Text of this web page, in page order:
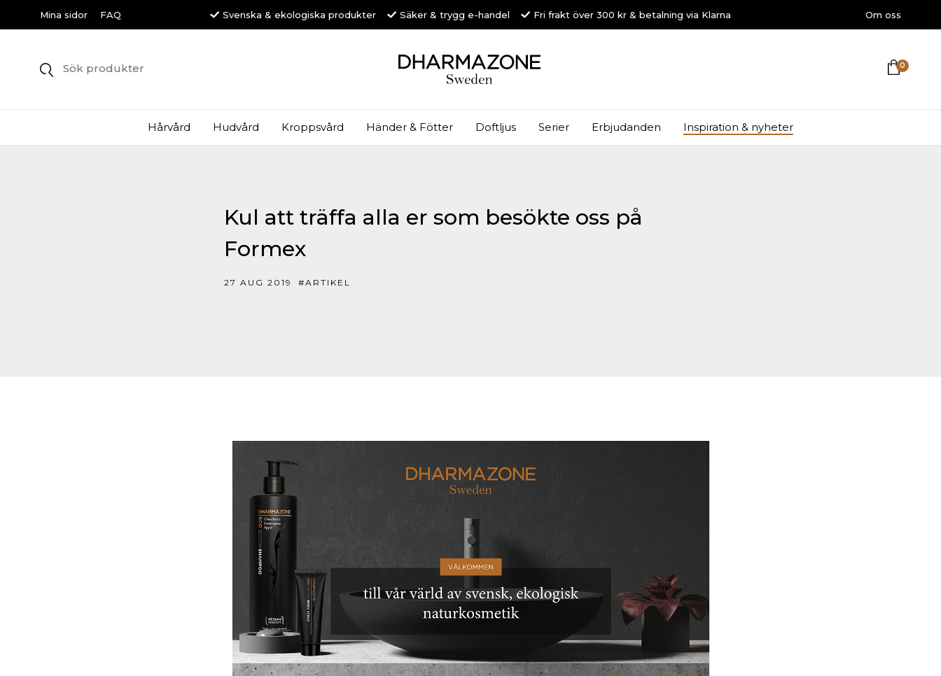
Mina sidor FAQ Svenska & ekologiska produkter Säker & trygg e-handel Fri frakt över 300 kr & betalning via Klarna Om oss
0
Hårvård Hudvård Kroppsvård Händer & Fötter Doftljus Serier Erbjudanden Inspiration & nyheter
Kul att träffa alla er som besökte oss på
Formex
27 AUG 2019 #ARTIKEL